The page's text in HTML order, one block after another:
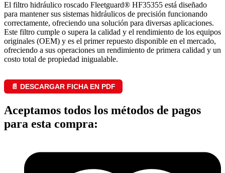
El filtro hidráulico roscado Fleetguard® HF35355 está diseñado
para mantener sus sistemas hidráulicos de precisión funcionando
correctamente, ofreciendo una solución para diversas aplicaciones.
Este filtro cumple o supera la calidad y el rendimiento de los equipos
originales (OEM) y es el primer repuesto disponible en el mercado,
ofreciendo a sus operaciones un rendimiento de primera calidad y un
costo total de propiedad inigualable.
📄 DESCARGAR FICHA EN PDF
Aceptamos todos los métodos de pagos
para esta compra: